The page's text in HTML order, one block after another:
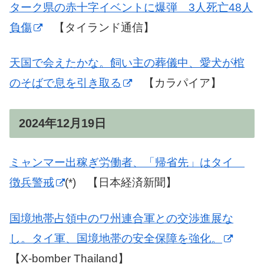
ターク県の赤十字イベントに爆弾 3人死亡48人
負傷
【タイランド通信】
天国で会えたかな。飼い主の葬儀中、愛犬が棺
のそばで息を引き取る
【カラパイア】
2024年12月19日
ミャンマー出稼ぎ労働者、「帰省先」はタイ
徴兵警戒
(*) 【日本経済新聞】
国境地帯占領中のワ州連合軍との交渉進展な
し。タイ軍、国境地帯の安全保障を強化。
【X-bomber Thailand】